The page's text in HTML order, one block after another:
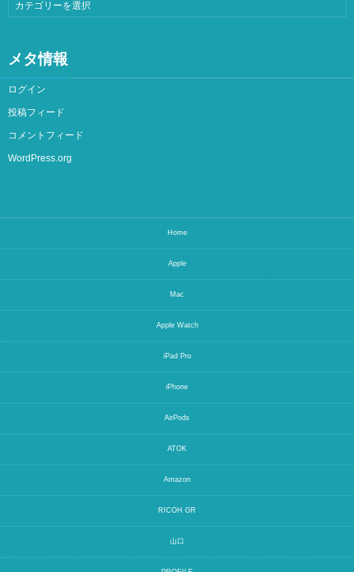
メタ情報
ログイン
投稿フィード
コメントフィード
WordPress.org
Home
Apple
Mac
Apple Watch
iPad Pro
iPhone
AirPods
ATOK
Amazon
RICOH GR
山口